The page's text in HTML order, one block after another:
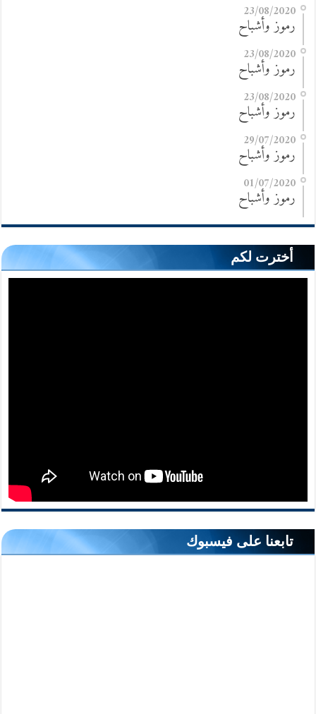
23/08/2020
رموز وأشباح
23/08/2020
رموز وأشباح
23/08/2020
رموز وأشباح
29/07/2020
رموز وأشباح
01/07/2020
رموز وأشباح
أخترت لكم
تابعنا على فيسبوك